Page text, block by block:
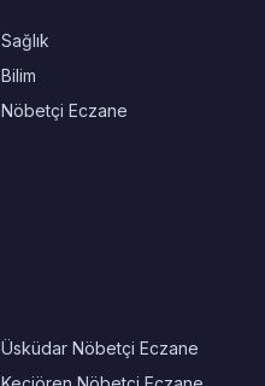
Sağlık
Bilim
Nöbetçi Eczane
Üsküdar Nöbetçi Eczane